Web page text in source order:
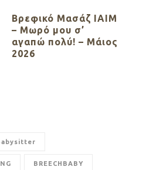
Βρεφικό Μασάζ ΙΑΙΜ
– Μωρό μου σ’
αγαπώ πολύ! – Μάιος
2026
BREECHBABY